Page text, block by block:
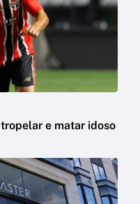
e matar idoso